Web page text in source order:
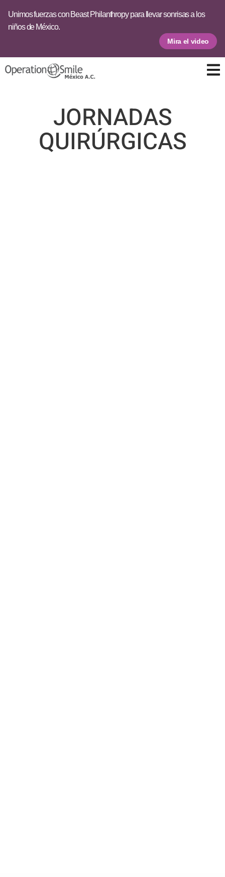
Unimos fuerzas con Beast Philanthropy para llevar sonrisas a los
niños de México.
Mira el video
JORNADAS
QUIRÚRGICAS